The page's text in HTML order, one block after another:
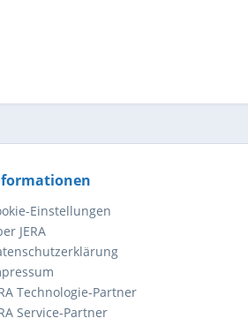
Einstellungen
JERA
Technologie-Partner
Service-Partner